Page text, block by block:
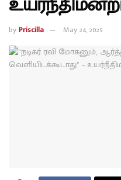
byPriscilla May 24, 2025